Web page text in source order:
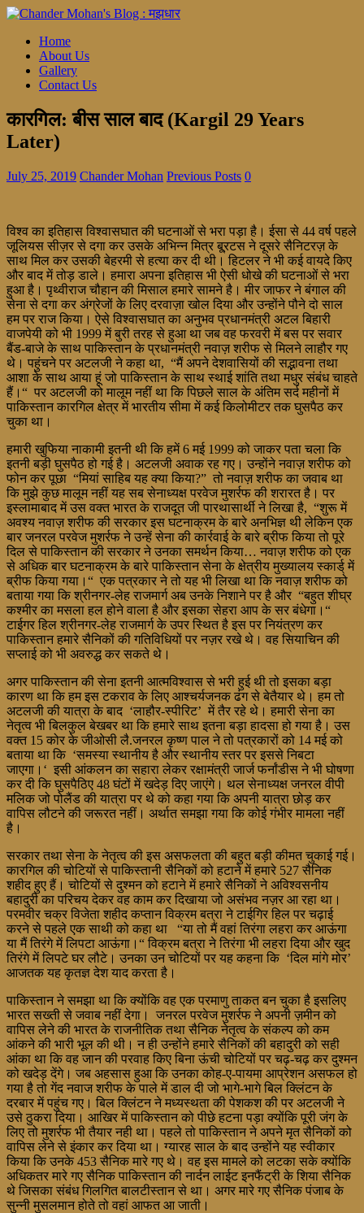
Home
About Us
Gallery
Contact Us
कारगिल: बीस साल बाद (Kargil 29 Years
Later)
July 25, 2019 Chander Mohan Previous Posts 0
विश्व का इतिहास विश्वासघात की घटनाओं से भरा पड़ा है। ईसा से 44 वर्ष पहले
जूलियस सीज़र से दगा कर उसके अभिन्न मित्र बू्रटस ने दूसरे सैनिटरज़ के
साथ मिल कर उसकी बेहरमी से हत्या कर दी थी। हिटलर ने भी कई वायदे किए
और बाद में तोड़ डाले। हमारा अपना इतिहास भी ऐसी धोखे की घटनाओं से भरा
हुआ है। पृथ्वीराज चौहान की मिसाल हमारे सामने है। मीर जाफर ने बंगाल की
सेना से दगा कर अंग्रेजों के लिए दरवाज़ा खोल दिया और उन्होंने पौने दो साल
हम पर राज किया। ऐसे विश्वासघात का अनुभव प्रधानमंत्री अटल बिहारी
वाजपेयी को भी 1999 में बुरी तरह से हुआ था जब वह फरवरी में बस पर सवार
बैंड-बाजे के साथ पाकिस्तान के प्रधानमंत्री नवाज़ शरीफ से मिलने लाहौर गए
थे। पहुंचने पर अटलजी ने कहा था, “मैं अपने देशवासियों की सद्भावना तथा
आशा के साथ आया हूं जो पाकिस्तान के साथ स्थाई शांति तथा मधुर संबंध चाहते
हैं।“ पर अटलजी को मालूम नहीं था कि पिछले साल के अंतिम सर्द महीनों में
पाकिस्तान कारगिल क्षेत्र में भारतीय सीमा में कई किलोमीटर तक घुसपैठ कर
चुका था।
हमारी खुफिया नाकामी इतनी थी कि हमें 6 मई 1999 को जाकर पता चला कि
इतनी बड़ी घुसपैठ हो गई है। अटलजी अवाक रह गए। उन्होंने नवाज़ शरीफ को
फोन कर पूछा “मियां साहिब यह क्या किया?” तो नवाज़ शरीफ का जवाब था
कि मुझे कुछ मालूम नहीं यह सब सेनाध्यक्ष परवेज मुशर्रफ की शरारत है। पर
इस्लामाबाद में उस वक्त भारत के राजदूत जी पारथासार्थी ने लिखा है, “शुरू में
अवश्य नवाज़ शरीफ की सरकार इस घटनाक्रम के बारे अनभिज्ञ थी लेकिन एक
बार जनरल परवेज मुशर्रफ ने उन्हें सेना की कार्रवाई के बारे ब्रीफ किया तो पूरे
दिल से पाकिस्तान की सरकार ने उनका समर्थन किया… नवाज़ शरीफ को एक
से अधिक बार घटनाक्रम के बारे पाकिस्तान सेना के क्षेत्रीय मुख्यालय स्कार्ड् में
ब्रीफ किया गया।“ एक पत्रकार ने तो यह भी लिखा था कि नवाज़ शरीफ को
बताया गया कि श्रीनगर-लेह राजमार्ग अब उनके निशाने पर है और “बहुत शीघ्र
कश्मीर का मसला हल होने वाला है और इसका सेहरा आप के सर बंधेगा।“
टाईगर हिल श्रीनगर-लेह राजमार्ग के उपर स्थित है इस पर नियंत्रण कर
पाकिस्तान हमारे सैनिकों की गतिविधियों पर नज़र रखे थे। वह सियाचिन की
सप्लाई को भी अवरुद्ध कर सकते थे।
अगर पाकिस्तान की सेना इतनी आत्मविश्वास से भरी हुई थी तो इसका बड़ा
कारण था कि हम इस टकराव के लिए आश्चर्यजनक ढंग से बेतैयार थे। हम तो
अटलजी की यात्रा के बाद ‘लाहौर-स्पीरिट’ में तैर रहे थे। हमारी सेना का
नेतृत्व भी बिलकुल बेखबर था कि हमारे साथ इतना बड़ा हादसा हो गया है। उस
वक्त 15 कोर के जीओसी लै.जनरल कृष्ण पाल ने तो पत्रकारों को 14 मई को
बताया था कि ‘समस्या स्थानीय है और स्थानीय स्तर पर इससे निबटा
जाएगा।‘ इसी आंकलन का सहारा लेकर रक्षामंत्री जार्ज फर्नांडीस ने भी घोषणा
कर दी कि घुसपैठिए 48 घंटों में खदेड़ दिए जाएंगे। थल सेनाध्यक्ष जनरल वीपी
मलिक जो पोलैंड की यात्रा पर थे को कहा गया कि अपनी यात्रा छोड़ कर
वापिस लौटने की जरूरत नहीं। अर्थात समझा गया कि कोई गंभीर मामला नहीं
है।
सरकार तथा सेना के नेतृत्व की इस असफलता की बहुत बड़ी कीमत चुकाई गई।
कारगिल की चोटियों से पाकिस्तानी सैनिकों को हटाने में हमारे 527 सैनिक
शहीद हुए हैं। चोटियों से दुश्मन को हटाने में हमारे सैनिकों ने अविश्वसनीय
बहादुरी का परिचय देकर वह काम कर दिखाया जो असंभव नज़र आ रहा था।
परमवीर चक्र विजेता शहीद कप्तान विक्रम बत्रा ने टाईगिर हिल पर चढ़ाई
करने से पहले एक साथी को कहा था “या तो मैं वहां तिरंगा लहरा कर आऊंगा
या मैं तिरंगे में लिपटा आऊंगा।“ विक्रम बत्रा ने तिरंगा भी लहरा दिया और खुद
तिरंगे में लिपटे घर लौटे। उनका उन चोटियों पर यह कहना कि ‘दिल मांगे मोर’
आजतक यह कृतज्ञ देश याद करता है।
पाकिस्तान ने समझा था कि क्योंकि वह एक परमाणु ताकत बन चुका है इसलिए
भारत सख्ती से जवाब नहीं देगा। जनरल परवेज मुशर्रफ ने अपनी ज़मीन को
वापिस लेने की भारत के राजनीतिक तथा सैनिक नेतृत्व के संकल्प को कम
आंकने की भारी भूल की थी। न ही उन्होंने हमारे सैनिकों की बहादुरी को सही
आंका था कि वह जान की परवाह किए बिना ऊंची चोटियों पर चढ़-चढ़ कर दुश्मन
को खदेड़ देंगे। जब अहसास हुआ कि उनका कोह-ए-पायमा आप्रेशन असफल हो
गया है तो गेंद नवाज शरीफ के पाले में डाल दी जो भागे-भागे बिल क्लिंटन के
दरबार में पहुंच गए। बिल क्लिंटन ने मध्यस्थता की पेशकश की पर अटलजी ने
उसे ठुकरा दिया। आखिर में पाकिस्तान को पीछे हटना पड़ा क्योंकि पूरी जंग के
लिए तो मुशर्रफ भी तैयार नही था। पहले तो पाकिस्तान ने अपने मृत सैनिकों को
वापिस लेने से इंकार कर दिया था। ग्यारह साल के बाद उन्होंने यह स्वीकार
किया कि उनके 453 सैनिक मारे गए थे। वह इस मामले को लटका सके क्योंकि
अधिकतर मारे गए सैनिक पाकिस्तान की नार्दन लाईट इनफैंट्री के शिया सैनिक
थे जिसका संबंध गिलगित बालटीस्तान से था। अगर मारे गए सैनिक पंजाब के
सुन्नी मुसलमान होते तो वहां आफत आ जाती।